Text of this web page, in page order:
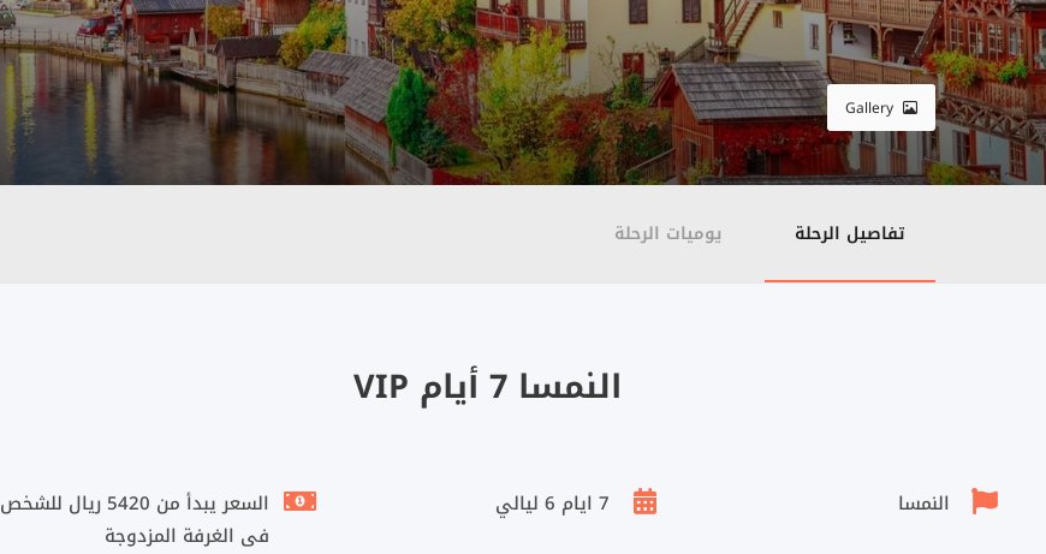
Gallery
تفاصيل الرحلة يوميات الرحلة
النمسا 7 أيام VIP
النمسا 7 ايام 6 ليالي
السعر يبدأ من 5420 ريال للشخص
فى الغرفة المزدوجة